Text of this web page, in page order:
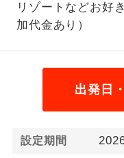
リゾートなどお好
加代金あり）
出発日
設定期間
おひとり様参
加限定
ご夫婦限定